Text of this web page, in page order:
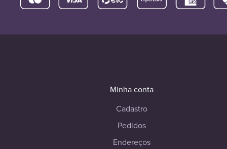
Minha conta
Cadastro
Pedidos
Endereços